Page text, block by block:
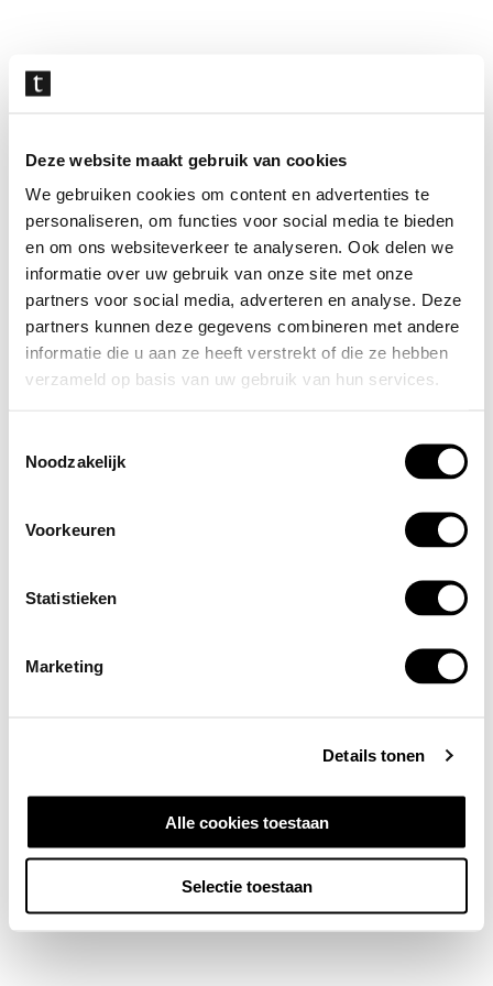
Deze website maakt gebruik van cookies
We gebruiken cookies om content en advertenties te
personaliseren, om functies voor social media te bieden
en om ons websiteverkeer te analyseren. Ook delen we
informatie over uw gebruik van onze site met onze
partners voor social media, adverteren en analyse. Deze
partners kunnen deze gegevens combineren met andere
informatie die u aan ze heeft verstrekt of die ze hebben
verzameld op basis van uw gebruik van hun services.
Noodzakelijk
Voorkeuren
Statistieken
Marketing
Details tonen
Alle cookies toestaan
Selectie toestaan
overslaan